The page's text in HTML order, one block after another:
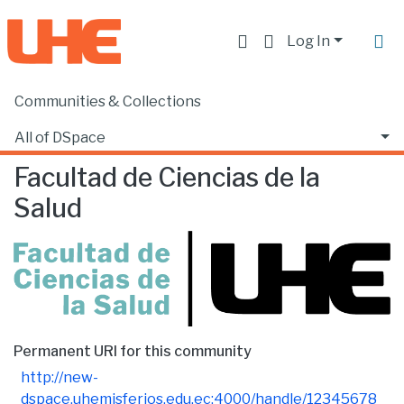
Log In
Communities & Collections
All of DSpace
Home
Facultad de Ciencias de la
Salud
Permanent URI for this community
http://new-
dspace.uhemisferios.edu.ec:4000/handle/12345678